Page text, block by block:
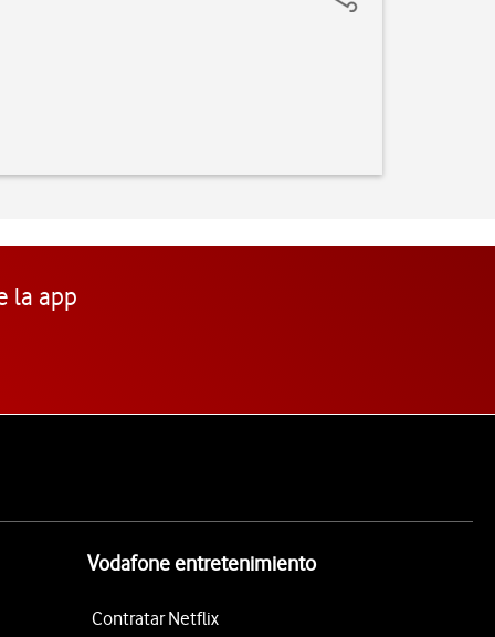
la app
Vodafone entretenimiento
Contratar Netflix